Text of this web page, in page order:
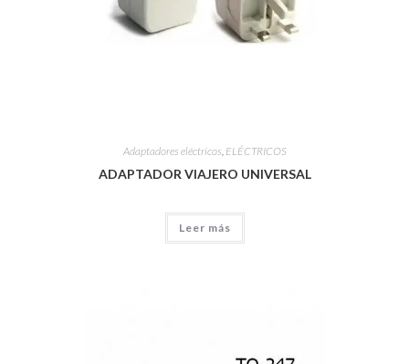
Adaptadores eléctricos, ELÉCTRICOS
ADAPTADOR VIAJERO UNIVERSAL
Leer más